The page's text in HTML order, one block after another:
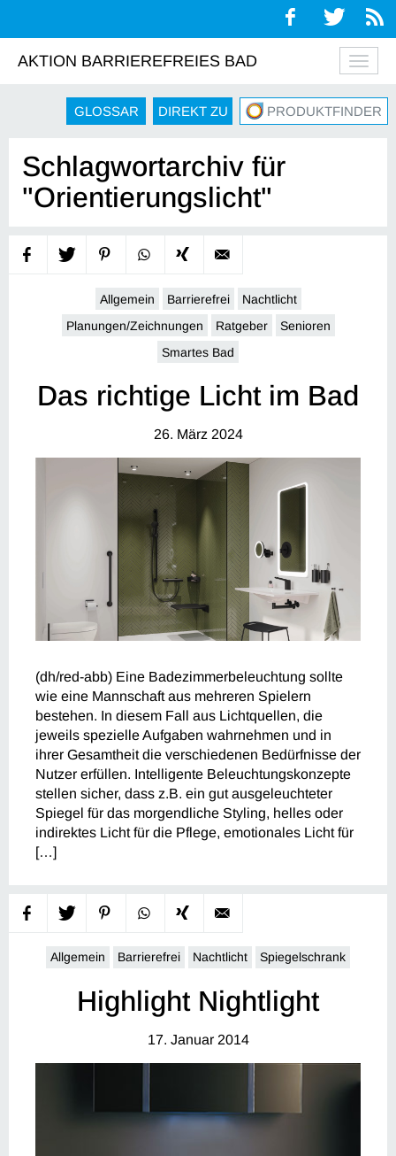
AKTION BARRIEREFREIES BAD
GLOSSAR DIREKT ZU PRODUKTFINDER
Schlagwortarchiv für
"Orientierungslicht"
Allgemein Barrierefrei
Nachtlicht
Planungen/Zeichnungen
Ratgeber
Senioren
Smartes Bad
Das richtige Licht im Bad
26. März 2024
(dh/red-abb) Eine Badezimmerbeleuchtung sollte
wie eine Mannschaft aus mehreren Spielern
bestehen. In diesem Fall aus Lichtquellen, die
jeweils spezielle Aufgaben wahrnehmen und in
ihrer Gesamtheit die verschiedenen Bedürfnisse der
Nutzer erfüllen. Intelligente Beleuchtungskonzepte
stellen sicher, dass z.B. ein gut ausgeleuchteter
Spiegel für das morgendliche Styling, helles oder
indirektes Licht für die Pflege, emotionales Licht für
[…]
Allgemein Barrierefrei Nachtlicht Spiegelschrank
Highlight Nightlight
17. Januar 2014